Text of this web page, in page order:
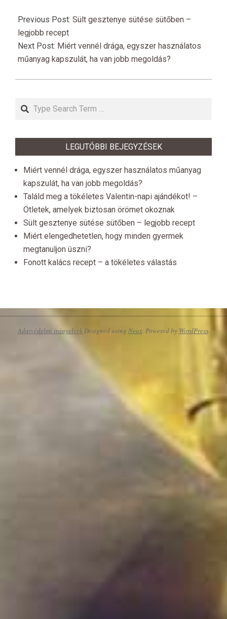
01-
17
Previous Post: Sült gesztenye sütése sütőben –
legjobb recept
Next Post: Miért vennél drága, egyszer használatos
műanyag kapszulát, ha van jobb megoldás?
Search
LEGUTÓBBI BEJEGYZÉSEK
Miért vennél drága, egyszer használatos műanyag
kapszulát, ha van jobb megoldás?
Találd meg a tökéletes Valentin-napi ajándékot! –
Ötletek, amelyek biztosan örömet okoznak
Sült gesztenye sütése sütőben – legjobb recept
Miért elengedhetetlen, hogy minden gyermek
megtanuljon úszni?
Fonott kalács recept – a tökéletes válastás
Adatvédelmi irányelvekDesigned using Neux. Powered by WordPress.